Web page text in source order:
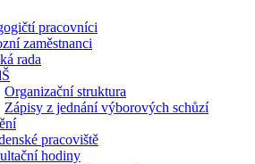
pracovníci
zaměstnanci
rada
Organizační struktura
Zápisy z jednání výborových schůzí
pracoviště
hodiny